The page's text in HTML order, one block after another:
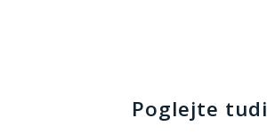
Poglejte tudi